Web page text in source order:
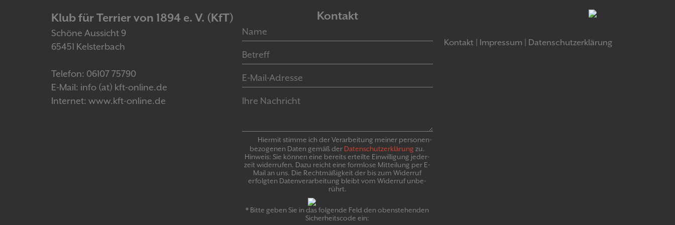
Klub für Terrier von 1894 e. V. (KfT)
Schöne Aussicht 9
65451 Kelsterbach
Telefon: 06107 75790
E-Mail: info (at) kft-online.de
Internet: www.kft-online.de
Kontakt
Hiermit stimme ich der Verarbeitung meiner personen­
bezogenen Daten gemäß der Daten­schutz­er­klär­ung zu.
Hinweis: Sie können eine bereits erteilte Ein­willigung jeder­
zeit widerrufen. Dazu reicht eine formlose Mitteilung per E-
Mail an uns. Die Recht­mäßigkeit der bis zum Widerruf
erfolgten Daten­verarbeitung bleibt vom Wider­ruf un­be­
rührt.
* Bitte geben Sie in das folgende Feld den obenstehenden
Sicherheitscode ein:
Kontakt Impressum Datenschutzerklärung